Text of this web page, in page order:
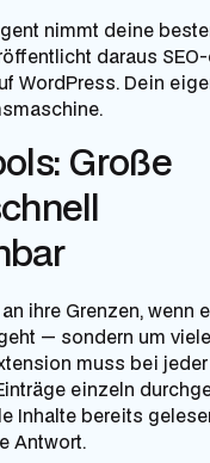
nimmt deine
daraus
WordPress. Dein
Große
ihre Grenzen, wenn
— sondern um viele
muss bei
einzeln
Inhalte bereits
Antwort.